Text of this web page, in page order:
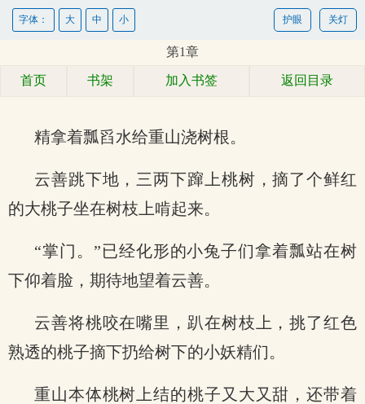
关灯
护眼
字体： 大 中 小
第1章
首页 书架 加入书签 返回目录
精拿着瓢舀水给重山浇树根。
云善跳下地，三两下蹿上桃树，摘了个鲜红
的大桃子坐在树枝上啃起来。
“掌门。”已经化形的小兔子们拿着瓢站在树
下仰着脸，期待地望着云善。
云善将桃咬在嘴里，趴在树枝上，挑了红色
熟透的桃子摘下扔给树下的小妖精们。
重山本体桃树上结的桃子又大又甜，还带着